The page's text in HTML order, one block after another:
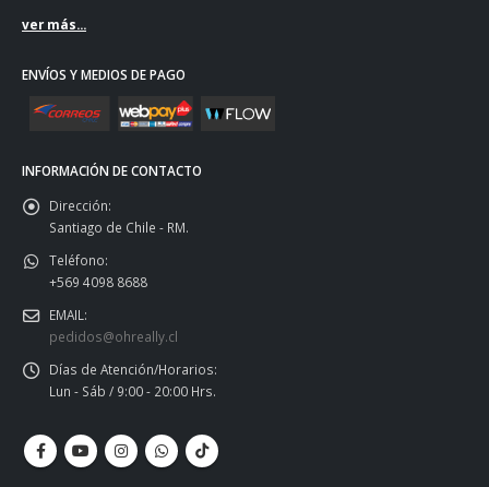
ver más...
ENVÍOS Y MEDIOS DE PAGO
INFORMACIÓN DE CONTACTO
Dirección:
Santiago de Chile - RM.
Teléfono:
+569 4098 8688
EMAIL:
pedidos@ohreally.cl
Días de Atención/Horarios:
Lun - Sáb / 9:00 - 20:00 Hrs.